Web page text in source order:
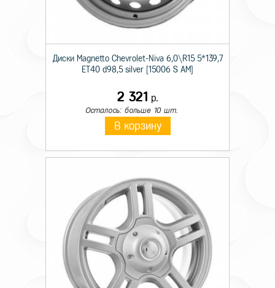
Диски Magnetto Chevrolet-Niva 6,0\R15 5*139,7
ET40 d98,5 silver [15006 S AM]
2 321 р.
Осталось: больше 10 шт.
В корзину